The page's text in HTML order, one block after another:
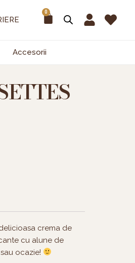
0
Cart
Accesorii
crema de
cu alune de
ocazie!